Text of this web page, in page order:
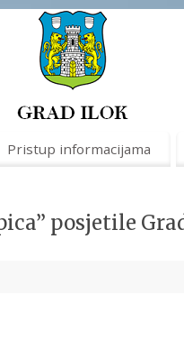
Pristup informacijama
posjetile